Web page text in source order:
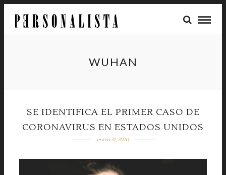
WUHAN
SE IDENTIFICA EL PRIMER CASO DE
CORONAVIRUS EN ESTADOS UNIDOS
enero 21, 2020